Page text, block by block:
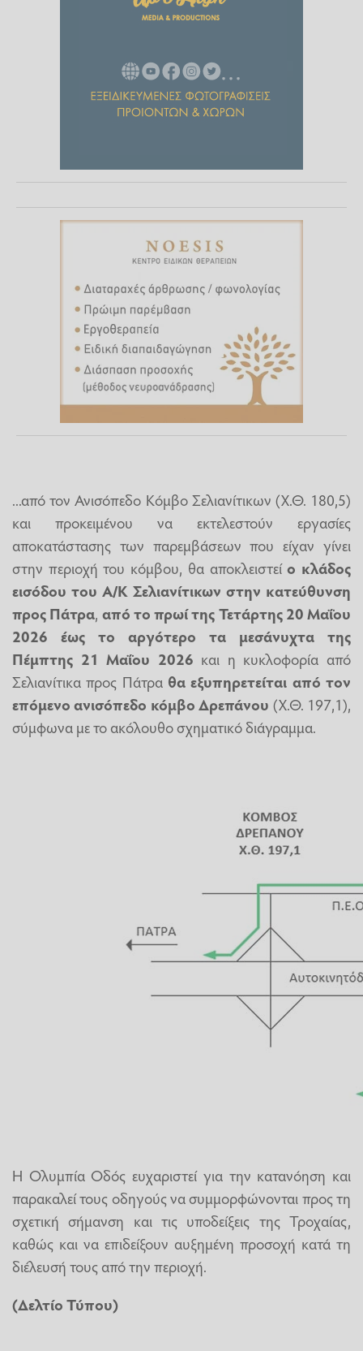
...από τον Ανισόπεδο Κόμβο Σελιανίτικων (Χ.Θ. 180,5)
και προκειμένου να εκτελεστούν εργασίες
αποκατάστασης των παρεμβάσεων που είχαν γίνει
στην περιοχή του κόμβου, θα αποκλειστείο κλάδος
εισόδου του Α/Κ Σελιανίτικων στην κατεύθυνση
προς Πάτρα, από το πρωί τηςΤετάρτης 20 Μαΐου
2026
έως το αργότερο τα μεσάνυχτα της
Πέμπτης 21 Μαΐου 2026 και η κυκλοφορία από
Σελιανίτικα προς Πάτρα θα εξυπηρετείται από τον
επόμενο ανισόπεδο κόμβο Δρεπάνου (Χ.Θ. 197,1),
σύμφωνα με το ακόλουθο σχηματικό διάγραμμα.
Η Ολυμπία Οδός ευχαριστεί για την κατανόηση και
παρακαλεί τους οδηγούς να συμμορφώνονται προς τη
σχετική σήμανση και τις υποδείξεις της Τροχαίας,
καθώς και να επιδείξουν αυξημένη προσοχή κατά τη
διέλευσή τους από την περιοχή.
(Δελτίο Τύπου)